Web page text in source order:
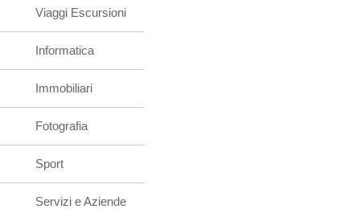
Viaggi Escursioni
Informatica
Immobiliari
Fotografia
Sport
Servizi e Aziende